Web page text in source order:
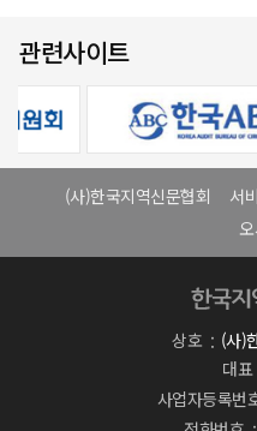
관련사이트
(사)한국지역신문협회 서
상호
(사)
대표
사업자등록번